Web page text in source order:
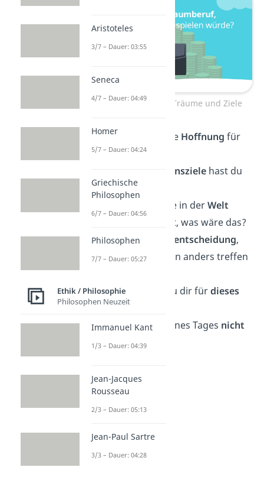
Deep Talk Fragen über Träume und Ziele
Was ist deine größte Hoffnung für
die Zukunft?
Lebenszielehast du
bereits erreicht?
Wenn du eine Sache in derWelt
könntest, was wäre das?
Gibt es eine
Lebensentscheidung,
die du im Nachhinein anders treffen
Welches Ziel hast du dir fürdieses
Jahrgesetzt?
Was möchtest du eines Tages nicht
erreichen?
Aristoteles
3/7 – Dauer: 03:55
Seneca
4/7 – Dauer: 04:49
Homer
5/7 – Dauer: 04:24
Griechische
Philosophen
6/7 – Dauer: 04:56
Philosophen
7/7 – Dauer: 05:27
Ethik / Philosophie
Philosophen Neuzeit
Immanuel Kant
1/3 – Dauer: 04:39
Jean-Jacques
Rousseau
2/3 – Dauer: 05:13
Jean-Paul Sartre
3/3 – Dauer: 04:28